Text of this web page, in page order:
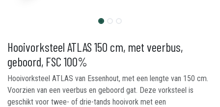
Hooivorksteel ATLAS 150 cm, met veerbus,
geboord, FSC 100%
Hooivorksteel ATLAS van Essenhout, met een lengte van 150 cm.
Voorzien van een veerbus en geboord gat. Deze vorksteel is
geschikt voor twee- of drie-tands hooivork met een